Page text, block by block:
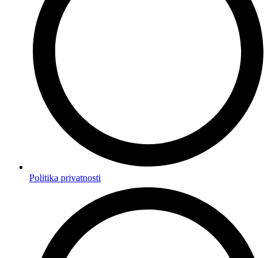
Politika privatnosti